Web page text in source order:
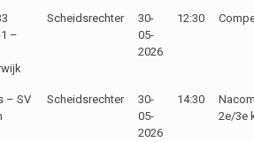
–
Scheidsrechter
30-
05-
2026
12:30
– SV
Scheidsrechter
30-
05-
2026
14:30
2e/3e